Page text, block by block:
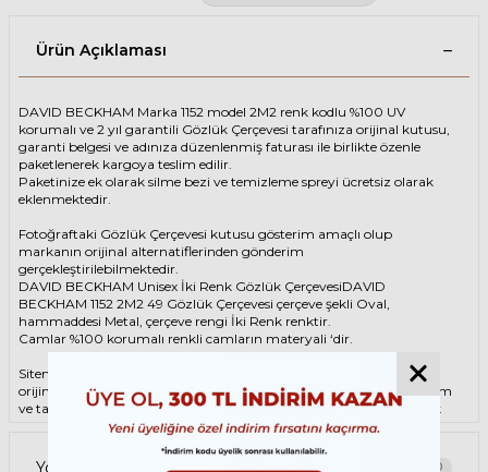
Ürün Açıklaması
DAVID BECKHAM Marka 1152 model 2M2 renk kodlu %100 UV
korumalı ve 2 yıl garantili Gözlük Çerçevesi tarafınıza orijinal kutusu,
garanti belgesi ve adınıza düzenlenmiş faturası ile birlikte özenle
paketlenerek kargoya teslim edilir.
Paketinize ek olarak silme bezi ve temizleme spreyi ücretsiz olarak
eklenmektedir.
Fotoğraftaki Gözlük Çerçevesi kutusu gösterim amaçlı olup
markanın orijinal alternatiflerinden gönderim
gerçekleştirilebilmektedir.
DAVID BECKHAM Unisex İki Renk Gözlük ÇerçevesiDAVID
BECKHAM 1152 2M2 49 Gözlük Çerçevesi çerçeve şekli Oval,
hammaddesi Metal, çerçeve rengi İki Renk renktir.
Camlar %100 korumalı renkli camların materyali ‘dir.
Sitemizden alacağınız DAVID BECKHAM Gözlük Çerçevesi %100
orijinal ve 2 yıl garantilidir. Garanti kapsamındaki tüm parça değişim
ve tamir işlemleriniÖZKAN OPTİK mağazalarından ücretsiz olarak
destek alabilirsiniz.
Garanti kapsamı dışındaki tüm parça değişim ve tamir işlemleri için
Yorumlar 0